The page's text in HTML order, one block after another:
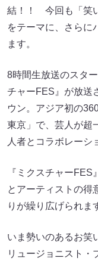
結！！ 今回も「笑
をテーマに、さらに
ます。
8時間生放送のスタ
チャーFES』が放送
ウン。アジア初の
東京」で、芸人が超
人者とコラボレーシ
『ミクスチャー
とアーティストの得
りが繰り広げられま
いま勢いのあるお笑
リュージョニスト・